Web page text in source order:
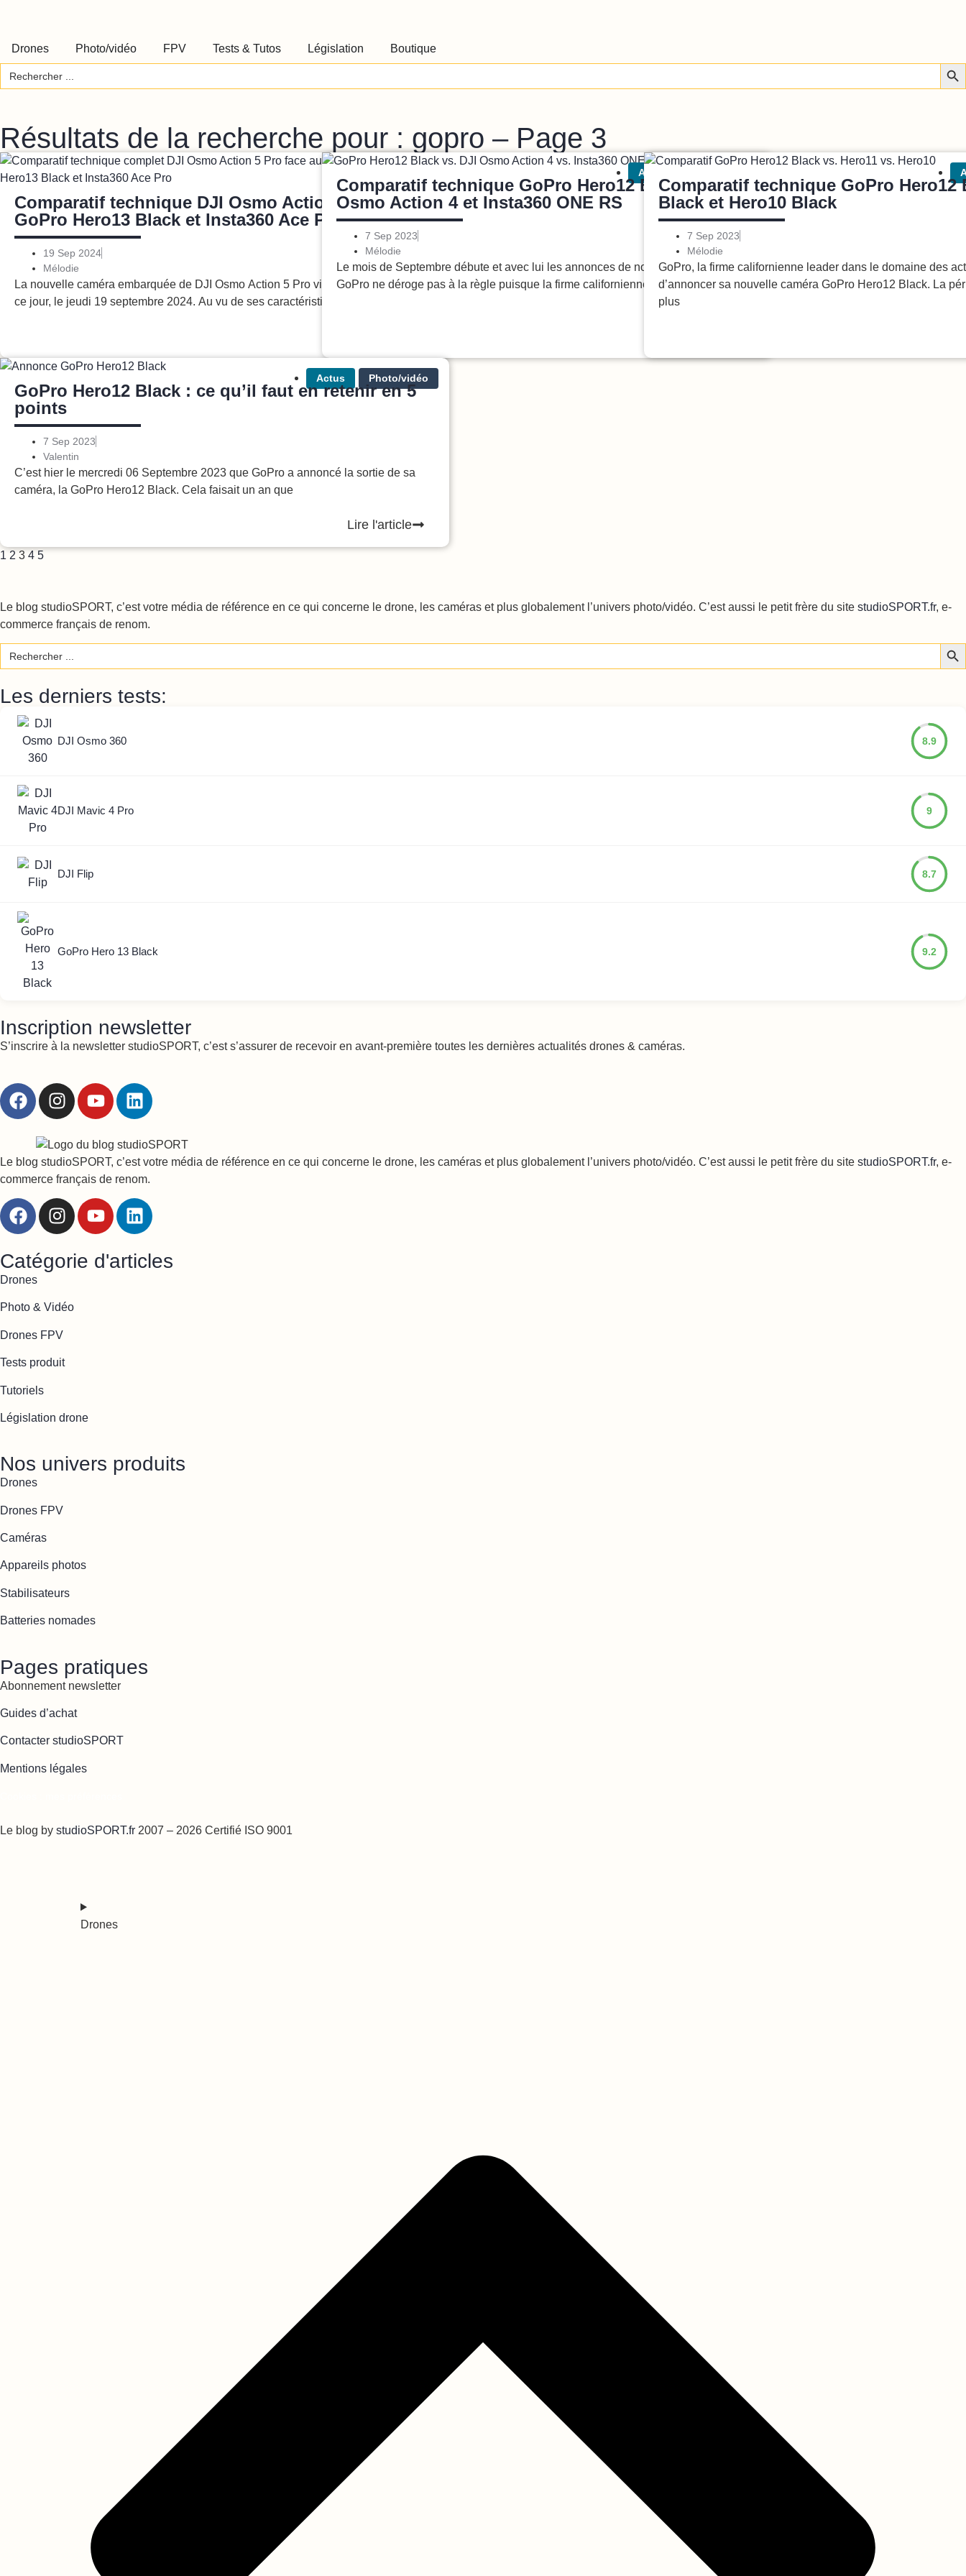
Drones Photo/vidéo FPV Tests & Tutos Législation
Boutique
Search
for:
Résultats de la recherche pour : gopro – Page 3
Comparatif technique DJI Osmo Action 5 Pro,
GoPro Hero13 Black et Insta360 Ace Pro
19 Sep 2024
Mélodie
La nouvelle caméra embarquée de DJI Osmo Action 5 Pro vient d’être annoncée
ce jour, le jeudi 19 septembre 2024. Au vu de ses caractéristiques
Actus
Comparatif technique GoPro Hero12 Black, DJI
Osmo Action 4 et Insta360 ONE RS
7 Sep 2023
Mélodie
Le mois de Septembre débute et avec lui les annonces de nouvelles actioncams.
GoPro ne déroge pas à la règle puisque la firme californienne a
Comparatif technique GoPro Hero12
Black et Hero10 Black
7 Sep 2023
Mélodie
GoPro, la firme californienne leader dans le domaine des
d’annoncer sa nouvelle caméra GoPro Hero12 Black. La
plus
Actus Photo/vidéo
GoPro Hero12 Black : ce qu’il faut en retenir en 5
points
7 Sep 2023
Valentin
C’est hier le mercredi 06 Septembre 2023 que GoPro a annoncé la sortie de sa
caméra, la GoPro Hero12 Black. Cela faisait un an que
Lire l'article
1 2 3 4 5
Le blog studioSPORT, c’est votre média de référence en ce qui concerne le drone, les caméras et plus globalement l’univers photo/vidéo. C’est aussi le petit frère du site studioSPORT.fr, e-
commerce français de renom.
Search
for:
Les derniers tests:
DJI Osmo 360 8.9
DJI Mavic 4 Pro 9
DJI Flip 8.7
GoPro Hero 13 Black 9.2
Inscription newsletter
S’inscrire à la newsletter studioSPORT, c’est s’assurer de recevoir en avant-première toutes les dernières actualités drones & caméras.
Le blog studioSPORT, c’est votre média de référence en ce qui concerne le drone, les caméras et plus globalement l’univers photo/vidéo. C’est aussi le petit frère du site studioSPORT.fr, e-
commerce français de renom.
Catégorie d'articles
Drones
Photo & Vidéo
Drones FPV
Tests produit
Tutoriels
Législation drone
Nos univers produits
Drones
Drones FPV
Caméras
Appareils photos
Stabilisateurs
Batteries nomades
Pages pratiques
Abonnement newsletter
Guides d’achat
Contacter studioSPORT
Mentions légales
Le blog by studioSPORT.fr 2007 – 2026 Certifié ISO 9001
Drones